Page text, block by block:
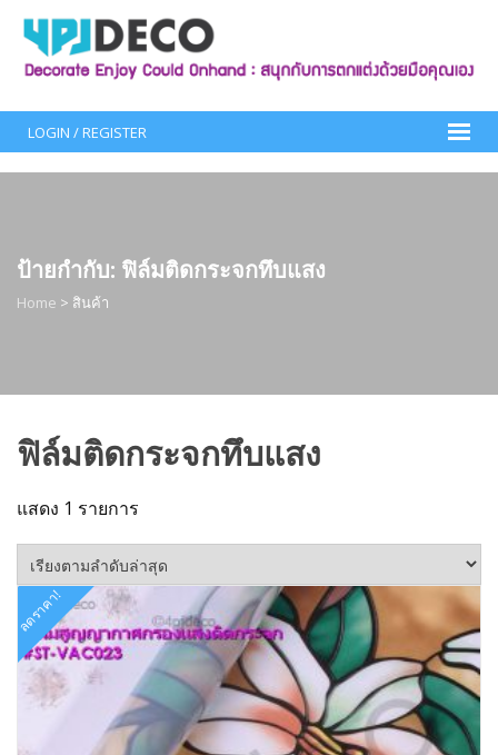
content
LOGIN / REGISTER
ป้ายกำกับ: ฟิล์มติดกระจกทึบแสง
Home > สินค้า
ฟิล์มติดกระจกทึบแสง
แสดง 1 รายการ
ลดราคา!